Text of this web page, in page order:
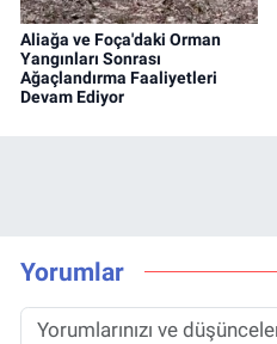
Aliağa ve Foça'daki Orman
Yangınları Sonrası
Ağaçlandırma Faaliyetleri
Devam Ediyor
Yorumlar